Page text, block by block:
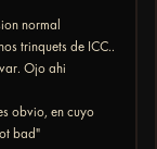
normal
trinquets de ICC..
Ojo ahi
obvio, en cuyo
bad"